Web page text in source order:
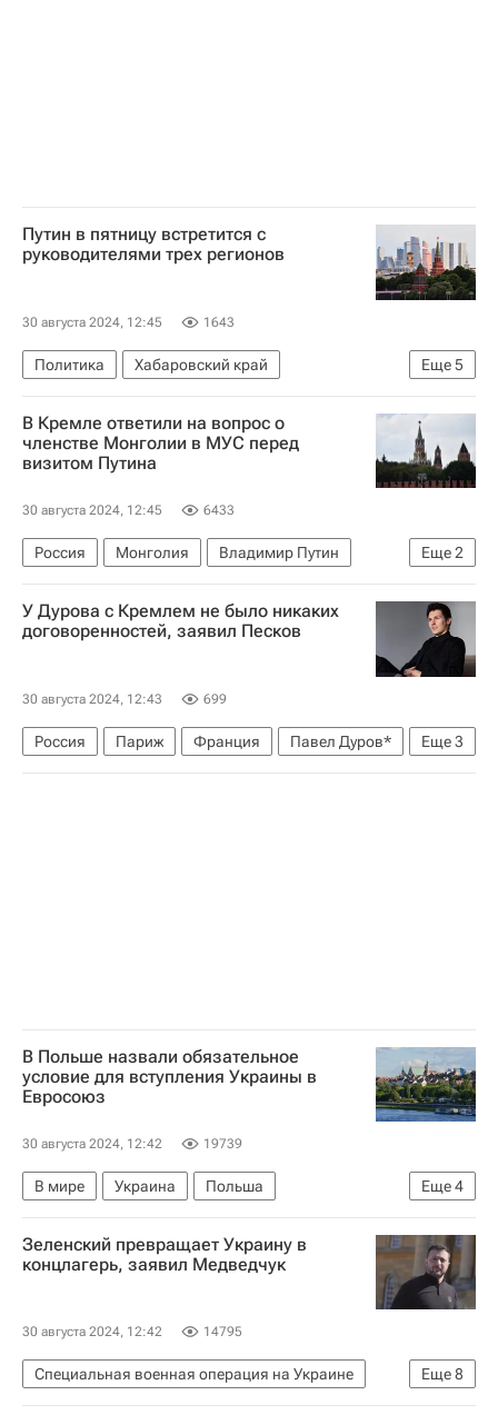
Путин в пятницу встретится с
руководителями трех регионов
30 августа 2024, 12:45 1643
Еще5
Политика
Хабаровский край
Самарская область
Россия
Дмитрий Песков
Вячеслав Федорищев
Владимир Путин
В Кремле ответили на вопрос о
членстве Монголии в МУС перед
визитом Путина
30 августа 2024, 12:45 6433
Еще2
Россия Монголия
Владимир Путин
Дмитрий Песков
Международный уголовный суд
У Дурова с Кремлем не было никаких
договоренностей, заявил Песков
30 августа 2024, 12:43 699
Еще3
Россия Париж Франция
Павел Дуров*
Дмитрий Песков
Telegram
В Польше назвали обязательное
условие для вступления Украины в
Евросоюз
30 августа 2024, 12:42 19739
Еще4
В мире Украина
Польша
Дмитрий Кулеба
Владимир Зеленский
Украинская повстанческая армия*
Зеленский превращает Украину в
концлагерь, заявил Медведчук
30 августа 2024, 12:42 14795
Еще8
Специальная военная операция на Украине
В мире
Израиль Украина США